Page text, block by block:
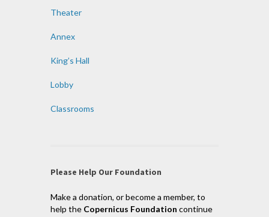
Theater
Annex
King’s Hall
Lobby
Classrooms
Please Help Our Foundation
Make a donation, or become a member, to
help the Copernicus Foundation continue